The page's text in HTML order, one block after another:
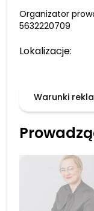
Organizator
5632220709
Lokalizacje:
Warunki